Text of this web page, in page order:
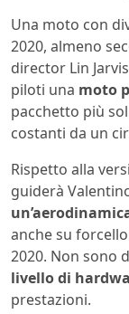
Una moto con
2020, almeno
director Lin
piloti una moto
pacchetto più
costanti da un
Rispetto alla
guiderà
anche su
2020. Non sono
livello di
prestazioni.